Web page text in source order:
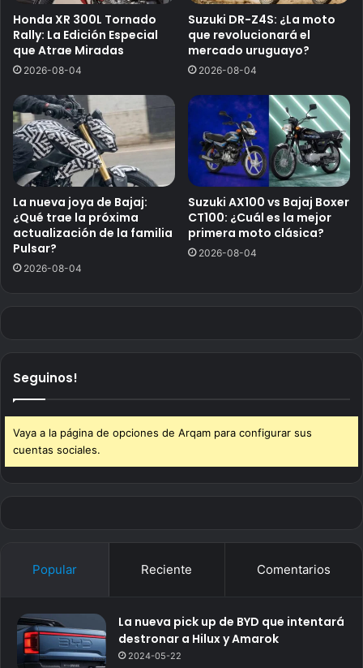
Honda XR 300L Tornado
Rally: La Edición Especial
que Atrae Miradas
2026-08-04
Suzuki DR-Z4S: ¿La moto
que revolucionará el
mercado uruguayo?
2026-08-04
La nueva joya de Bajaj:
¿Qué trae la próxima
actualización de la familia
Pulsar?
2026-08-04
Suzuki AX100 vs Bajaj Boxer
CT100: ¿Cuál es la mejor
primera moto clásica?
2026-08-04
Seguinos!
Vaya a la página de opciones de Arqam para configurar sus
cuentas sociales.
Popular Reciente Comentarios
La nueva pick up de BYD que intentará
destronar a Hilux y Amarok
2024-05-22